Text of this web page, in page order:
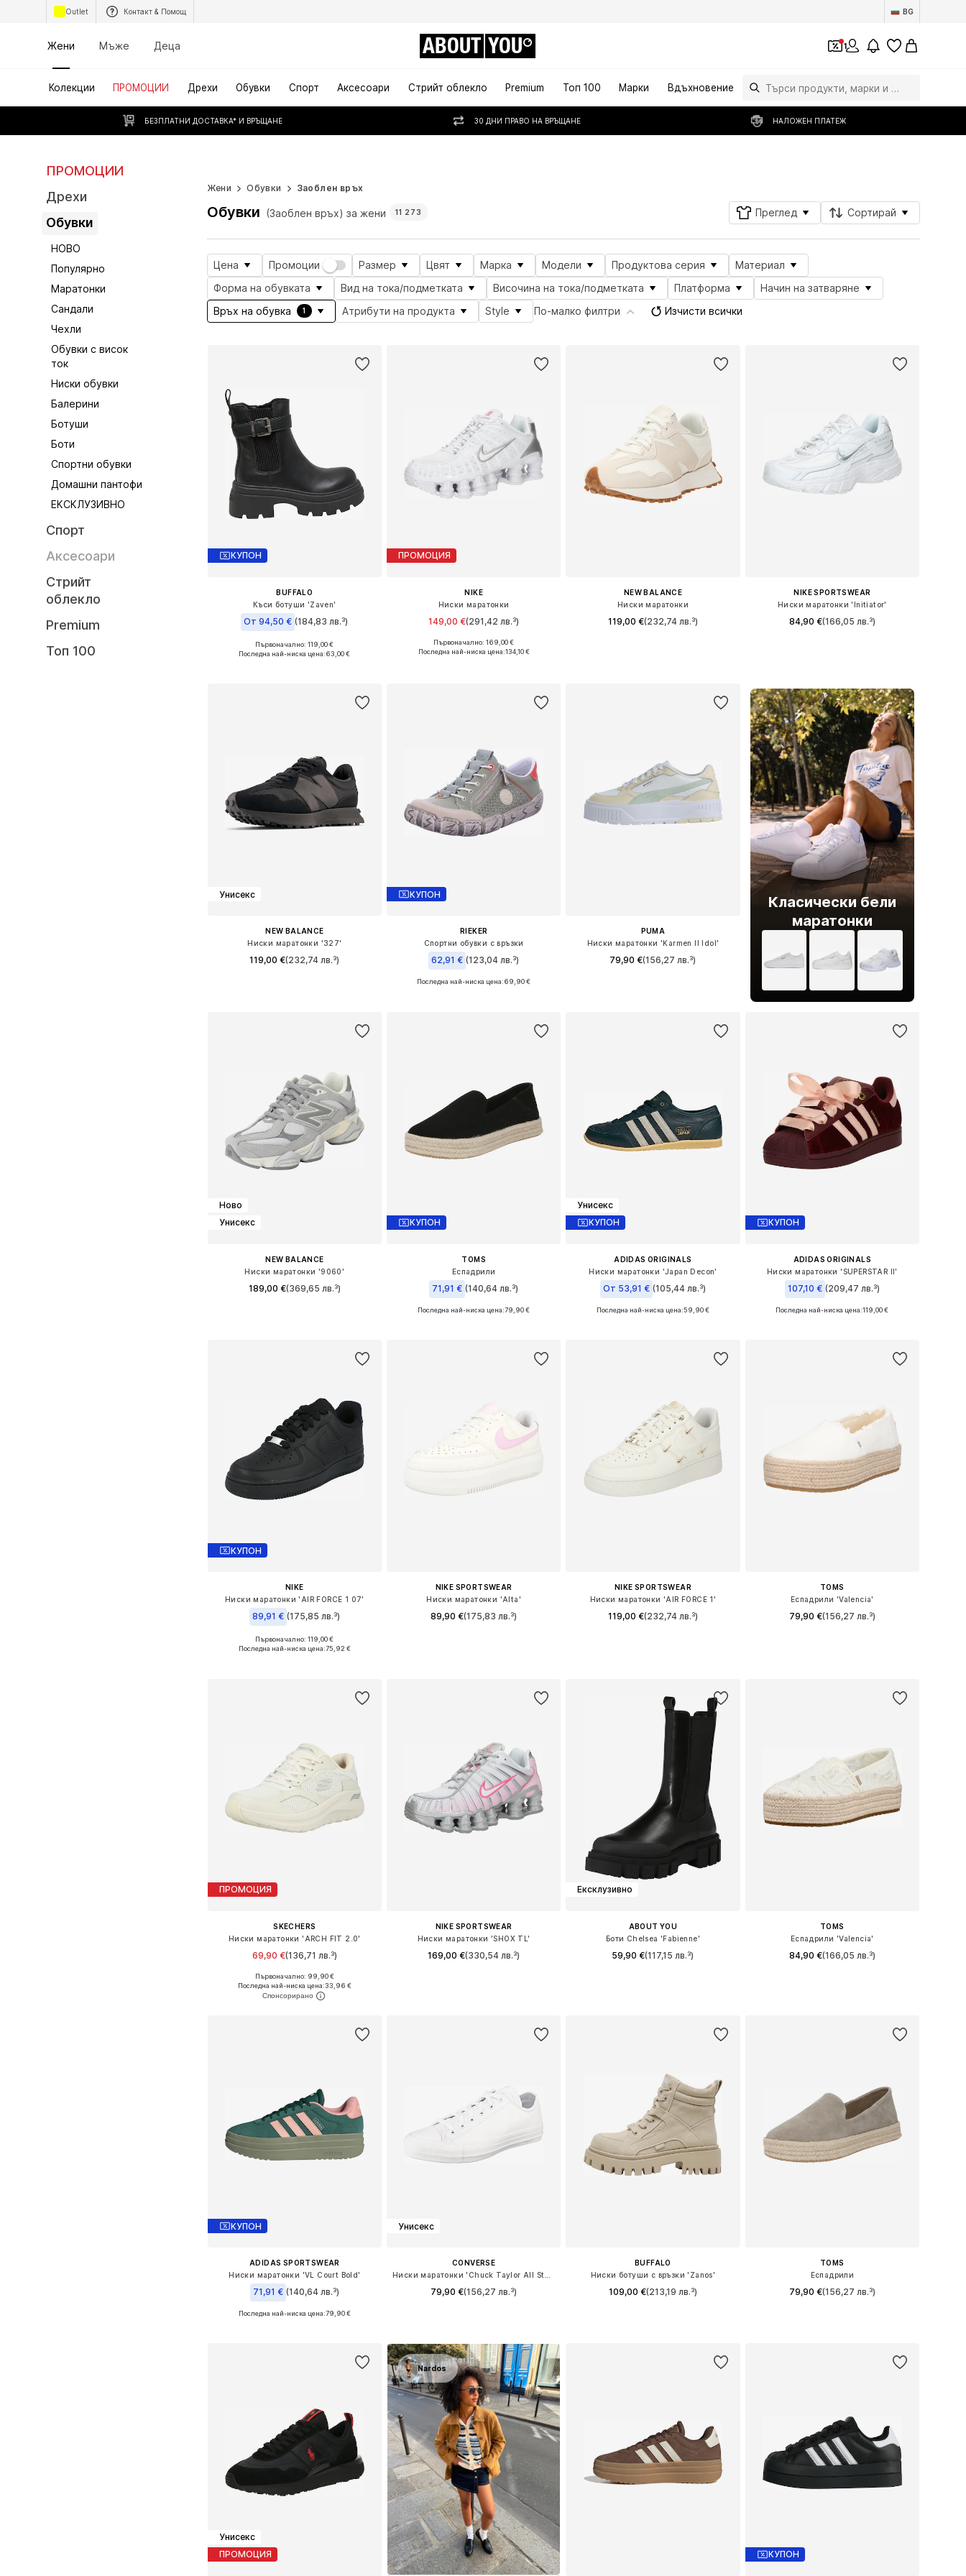
Outlet Контакт & Помощ BG
Жени Мъже Деца ABOUT YOU 1
Колекции ПРОМОЦИИ Дрехи Обувки Спорт Аксесоари Стрийт облекло Premium Топ 100 Марки Вдъхновение
БЕЗПЛАТНИ ДОСТАВКА* И ВРЪЩАНЕ 30 ДНИ ПРАВО НА ВРЪЩАНЕ НАЛОЖЕН ПЛАТЕЖ
ПРОМОЦИИ
Дрехи
Обувки
НОВО
Популярно
Маратонки
Сандали
Чехли
Обувки с висок
ток
Ниски обувки
Балерини
Ботуши
Боти
Спортни обувки
Домашни пантофи
ЕКСКЛУЗИВНО
Спорт
Аксесоари
Стрийт
облекло
Premium
Топ 100
Жени
Обувки Заоблен връх
Обувки (Заоблен връх) за жени 11 273 Преглед Сортирай
Цена Промоции Размер Цвят Марка Модели Продуктова серия
Материал
Форма на обувката
Вид на тока/подметката Височина на тока/подметката Платформа
Начин на затваряне
Връх на обувка
1 Атрибути на продукта Style По-малко филтри Изчисти всички
КУПОН
BUFFALO
Къси ботуши 'Zaven'
От 94,50 € (184,83 лв.³)
Предлага се в много размери
Първоначално: 119,00 €
Последна най-ниска цена:63,00 €
ПРОМОЦИЯ
NIKE
Ниски маратонки
149,00 €(291,42 лв.³)
+3
Предлага се в много размери
Първоначално: 169,00 €
Последна най-ниска цена:134,10 €
NEW BALANCE
Ниски маратонки
119,00 €(232,74 лв.³)
NIKE SPORTSWEAR
Ниски маратонки 'Initiator'
84,90 €(166,05 лв.³)
Унисекс
NEW BALANCE
Ниски маратонки '327'
119,00 €(232,74 лв.³)
КУПОН
RIEKER
Спортни обувки с връзки
62,91 € (123,04 лв.³)
Налични размери: 36, 38, 39, 40, 42
Последна най-ниска цена:69,90 €
PUMA
Ниски маратонки 'Karmen II Idol'
79,90 €(156,27 лв.³)
Класически бели
маратонки
Ново
Унисекс
NEW BALANCE
Ниски маратонки '9060'
189,00 €(369,65 лв.³)
КУПОН
TOMS
Еспадрили
71,91 € (140,64 лв.³)
Предлага се в много размери
Последна най-ниска цена:79,90 €
Унисекс
КУПОН
ADIDAS ORIGINALS
Ниски маратонки 'Japan Decon'
От 53,91 € (105,44 лв.³)
Предлага се в много размери
Последна най-ниска цена:59,90 €
КУПОН
ADIDAS ORIGINALS
Ниски маратонки 'SUPERSTAR II'
107,10 € (209,47 лв.³)
Предлага се в много размери
Последна най-ниска цена:119,00 €
КУПОН
NIKE
Ниски маратонки 'AIR FORCE 1 07'
89,91 € (175,85 лв.³)
Предлага се в много размери
Първоначално: 119,00 €
Последна най-ниска цена:75,92 €
NIKE SPORTSWEAR
Ниски маратонки 'Alta'
89,90 €(175,83 лв.³)
NIKE SPORTSWEAR
Ниски маратонки 'AIR FORCE 1'
119,00 €(232,74 лв.³)
TOMS
Еспадрили 'Valencia'
79,90 €(156,27 лв.³)
ПРОМОЦИЯ
SKECHERS
Ниски маратонки 'ARCH FIT 2.0'
69,90 €(136,71 лв.³)
+2
Предлага се в много размери
Добави в кошницата
Първоначално: 99,90 €
Последна най-ниска цена:33,96 €
NIKE SPORTSWEAR
Ниски маратонки 'SHOX TL'
169,00 €(330,54 лв.³)
Ексклузивно
ABOUT YOU
Боти Chelsea 'Fabienne'
59,90 €(117,15 лв.³)
TOMS
Еспадрили 'Valencia'
84,90 €(166,05 лв.³)
КУПОН
ADIDAS SPORTSWEAR
Ниски маратонки 'VL Court Bold'
71,91 € (140,64 лв.³)
+5
Предлага се в много размери
Последна най-ниска цена:79,90 €
Унисекс
CONVERSE
79,90 €(156,27 лв.³)
BUFFALO
Ниски ботуши с връзки 'Zanos'
109,00 €(213,19 лв.³)
TOMS
Еспадрили
79,90 €(156,27 лв.³)
Унисекс
ПРОМОЦИЯ
Nardos
КУПОН